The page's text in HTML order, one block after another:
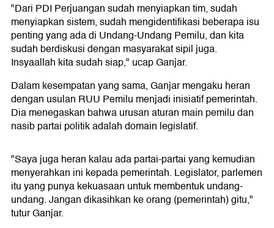
"Dari PDI Perjuangan sudah menyiapkan tim, sudah
menyiapkan sistem, sudah mengidentifikasi beberapa isu
penting yang ada di Undang-Undang Pemilu, dan kita
sudah berdiskusi dengan masyarakat sipil juga.
Insyaallah kita sudah siap," ucap Ganjar.
Dalam kesempatan yang sama, Ganjar mengaku heran
dengan usulan RUU Pemilu menjadi inisiatif pemerintah.
Dia menegaskan bahwa urusan aturan main pemilu dan
nasib partai politik adalah domain legislatif.
"Saya juga heran kalau ada partai-partai yang kemudian
menyerahkan ini kepada pemerintah. Legislator, parlemen
itu yang punya kekuasaan untuk membentuk undang-
undang. Jangan dikasihkan ke orang (pemerintah) gitu,"
tutur Ganjar.